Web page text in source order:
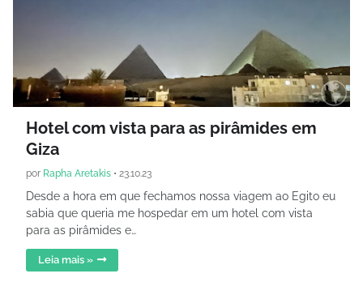
Hotel com vista para as pirâmides em
Giza
por Rapha Aretakis • 23.10.23
Desde a hora em que fechamos nossa viagem ao Egito eu
sabia que queria me hospedar em um hotel com vista
para as pirâmides e…
Leia mais »